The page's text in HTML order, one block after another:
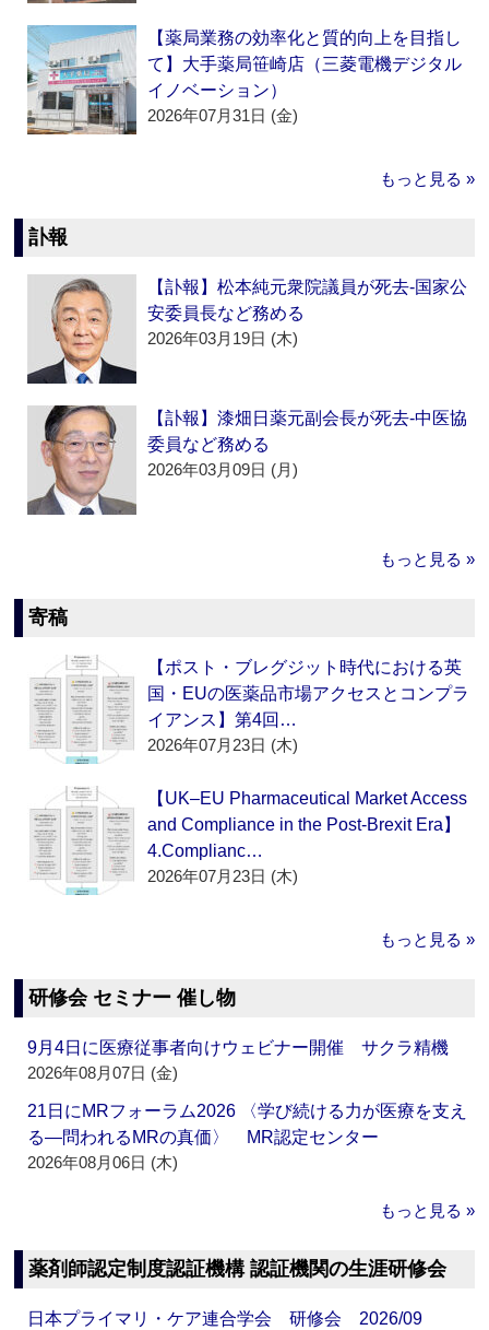
【薬局業務の効率化と質的向上を目指し
て】大手薬局笹崎店（三菱電機デジタル
イノベーション）
2026年07月31日 (金)
もっと見る »
訃報
【訃報】松本純元衆院議員が死去‐国家公
安委員長など務める
2026年03月19日 (木)
【訃報】漆畑日薬元副会長が死去‐中医協
委員など務める
2026年03月09日 (月)
もっと見る »
寄稿
【ポスト・ブレグジット時代における英
国・EUの医薬品市場アクセスとコンプラ
イアンス】第4回…
2026年07月23日 (木)
【UK–EU Pharmaceutical Market Access
and Compliance in the Post-Brexit Era】
4.Complianc…
2026年07月23日 (木)
もっと見る »
研修会 セミナー 催し物
9月4日に医療従事者向けウェビナー開催 サクラ精機
2026年08月07日 (金)
21日にMRフォーラム2026 〈学び続ける力が医療を支え
る―問われるMRの真価〉 MR認定センター
2026年08月06日 (木)
もっと見る »
薬剤師認定制度認証機構 認証機関の生涯研修会
日本プライマリ・ケア連合学会 研修会 2026/09